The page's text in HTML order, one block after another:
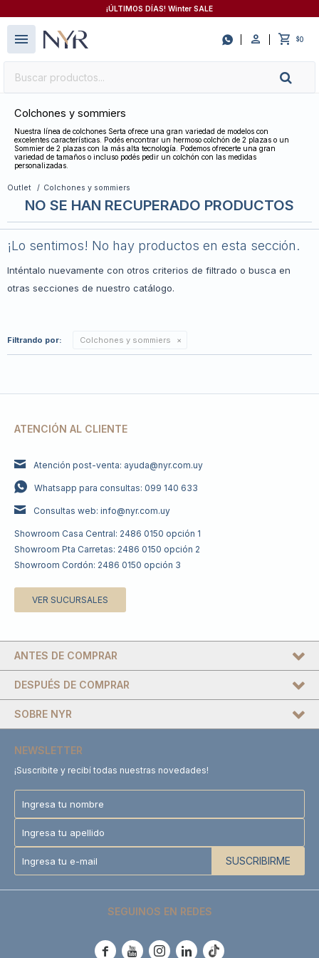
¡ÚLTIMOS DÍAS! Winter SALE
 $0
menu
Colchones y sommiers
Nuestra línea de colchones Serta ofrece una gran variedad de modelos con
excelentes características. Podés encontrar un hermoso colchón de 2 plazas o un
Sommier de 2 plazas con la más alta tecnología. Podemos ofrecerte una gran
variedad de tamaños o incluso podés pedir un colchón con las medidas
personalizadas.
Outlet Colchones y sommiers
NO SE HAN RECUPERADO PRODUCTOS
¡Lo sentimos! No hay productos en esta sección.
Inténtalo nuevamente con otros criterios de filtrado o busca en
otras secciones de nuestro catálogo.
Filtrando por: Colchones y sommiers
ATENCIÓN AL CLIENTE
Atención post-venta: ayuda@nyr.com.uy
Whatsapp para consultas: 099 140 633
Consultas web: info@nyr.com.uy
Showroom Casa Central: 2486 0150 opción 1
Showroom Pta Carretas: 2486 0150 opción 2
Showroom Cordón: 2486 0150 opción 3
VER SUCURSALES
DESPUÉS DE COMPRAR
SOBRE NYR
ANTES DE COMPRAR
NEWSLETTER
¡Suscribite y recibí todas nuestras novedades!
SUSCRIBIRME
SEGUINOS EN REDES
    
close